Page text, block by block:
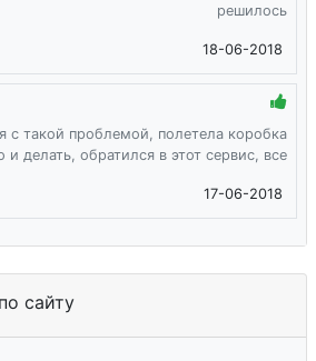
решилось
18-06-2018
с такой проблемой, полетела коробка
и делать, обратился в этот сервис, все
17-06-2018
по сайту